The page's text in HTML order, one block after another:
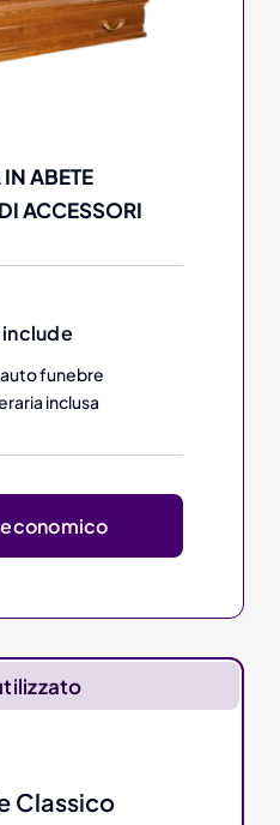
ABETE
ACCESSORI
include
funebre
inclusa
Classico